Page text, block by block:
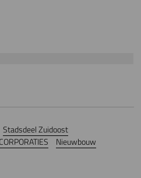
Stadsdeel Zuidoost
Nieuwbouw